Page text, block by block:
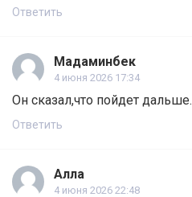
Ответить
Мадаминбек
4 июня 2026 17:34
Он сказал,что пойдет дальше.
Ответить
Алла
4 июня 2026 22:48